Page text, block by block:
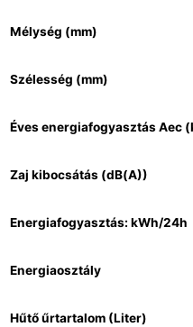
Mélység (mm)
Szélesség (mm)
Éves energiafogyasztás Aec
Zaj kibocsátás (dB(A))
Energiafogyasztás: kWh/24h
Energiaosztály
Hűtő űrtartalom (Liter)